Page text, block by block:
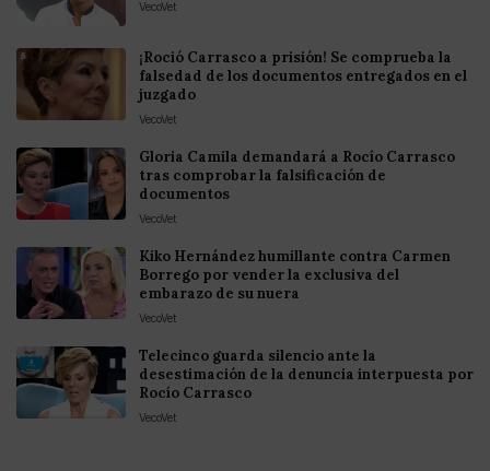
VecoVet
¡Roció Carrasco a prisión! Se comprueba la
falsedad de los documentos entregados en el
juzgado
VecoVet
Gloria Camila demandará a Rocío Carrasco
tras comprobar la falsificación de
documentos
VecoVet
Kiko Hernández humillante contra Carmen
Borrego por vender la exclusiva del
embarazo de su nuera
VecoVet
Telecinco guarda silencio ante la
desestimación de la denuncia interpuesta por
Rocío Carrasco
VecoVet